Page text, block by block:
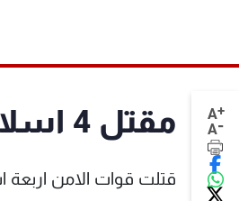
A+
A- مقتل 4 اسلاميين برصاص قوات الامن في الجزائر